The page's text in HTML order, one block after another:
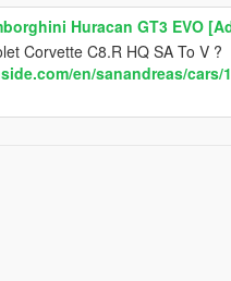
Huracan GT3 EVO
Corvette C8.R HQ SA To V ?
en/sanandreas/